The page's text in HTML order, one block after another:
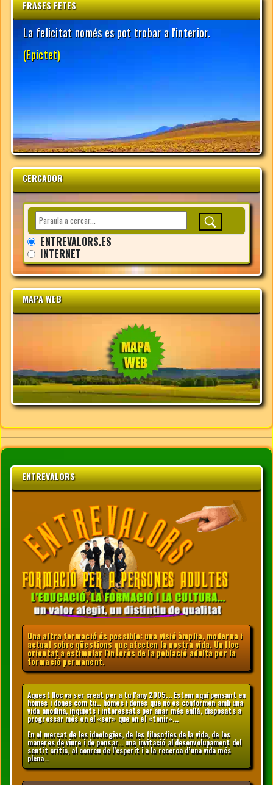
FRASES FETES
CERCADOR
ENTREVALORS.ES
INTERNET
MAPA WEB
ENTREVALORS
Una altra formació és possible: una visió àmplia, moderna i
actual sobre qüestions que afecten la nostra vida. Un lloc
orientat a estimular l'interès de la població adulta per la
formació permanent.
Aquest lloc va ser creat per a tu l'any 2005... Estem aquí pensant en
homes i dones com tu… homes i dones que no es conformen amb una
vida anodina, inquiets i interessats per anar més enllà, disposats a
progressar més en el «ser» que en el «tenir»...
En el mercat de les ideologies, de les filosofies de la vida, de les
maneres de viure i de pensar... una invitació al desenvolupament del
sentit crític, al conreu de l’esperit i a la recerca d’una vida més
plena…